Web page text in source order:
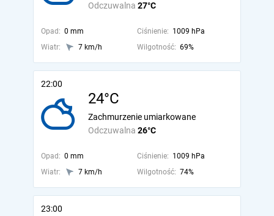
Odczuwalna 27°C
Opad: 0 mm Ciśnienie: 1009 hPa
Wiatr:
7 km/h Wilgotność: 69%
22:00
24°C
Odczuwalna 26°C
Zachmurzenie umiarkowane
Opad: 0 mm Ciśnienie: 1009 hPa
Wiatr:
7 km/h Wilgotność: 74%
23:00